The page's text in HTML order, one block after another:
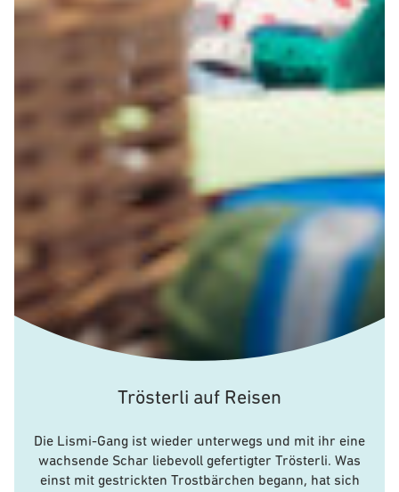
Trösterli auf Reisen
Die Lismi-Gang ist wieder unterwegs und mit ihr eine
wachsende Schar liebevoll gefertigter Trösterli. Was
einst mit gestrickten Trostbärchen begann, hat sich